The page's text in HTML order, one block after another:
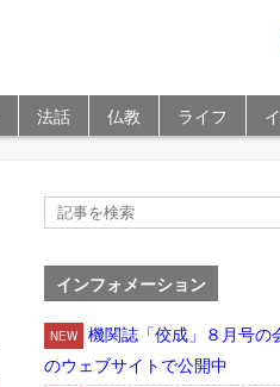
法話 仏教 ライフ
インフォメーション
NEW
機関誌「佼成」８月号の
のウェブサイトで公開中